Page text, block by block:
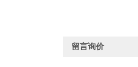
留言询价